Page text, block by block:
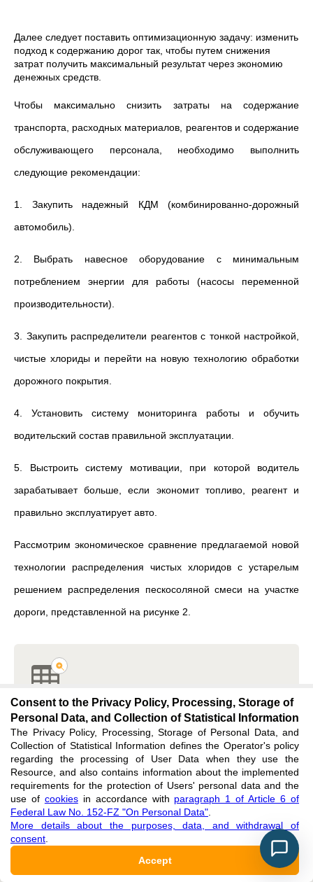
Далее следует поставить оптимизационную задачу: изменить
подход к содержанию дорог так, чтобы путем снижения
затрат получить максимальный результат через экономию
денежных средств.
Чтобы максимально снизить затраты на содержание
транспорта, расходных материалов, реагентов и содержание
обслуживающего персонала, необходимо выполнить
следующие рекомендации:
1. Закупить надежный КДМ (комбинированно-дорожный
автомобиль).
2. Выбрать навесное оборудование с минимальным
потреблением энергии для работы (насосы переменной
производительности).
3. Закупить распределители реагентов с тонкой настройкой,
чистые хлориды и перейти на новую технологию обработки
дорожного покрытия.
4. Установить систему мониторинга работы и обучить
водительский состав правильной эксплуатации.
5. Выстроить систему мотивации, при которой водитель
зарабатывает больше, если экономит топливо, реагент и
правильно эксплуатирует авто.
Рассмотрим экономическое сравнение предлагаемой новой
технологии распределения чистых хлоридов с устарелым
решением распределения пескосоляной смеси на участке
дороги, представленной на рисунке 2.
Таблица 1 - Экономическое сравнение NaCl и
Пескосоль смесей
DOI: 10.60797/IRJ.2024.147.106.2
Display table Download CSV
Consent to the Privacy Policy, Processing, Storage of
Personal Data, and Collection of Statistical Information
The Privacy Policy, Processing, Storage of Personal Data, and
Collection of Statistical Information defines the Operator's policy
regarding the processing of User Data when they use the
Resource, and also contains information about the implemented
requirements for the protection of Users' personal data and the
use of cookiesin accordance with paragraph 1 of Article 6 of
Federal Law No. 152-FZ "On Personal Data"
More details about the purposes, data, and withdrawal of
consent
Accept